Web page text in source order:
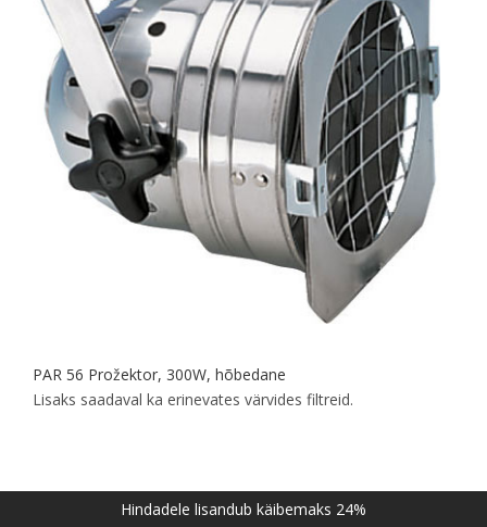
PAR 56 Prožektor, 300W, hõbedane
Lisaks saadaval ka erinevates värvides filtreid.
Hindadele lisandub käibemaks 24%